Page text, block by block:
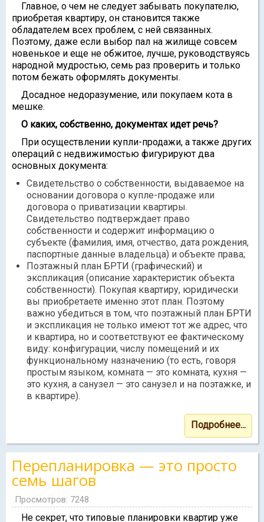
Главное, о чем не следует забывать покупателю,
приобретая квартиру, он становится также
обладателем всех проблем, с ней связанных.
Поэтому, даже если выбор пал на жилище совсем
новенькое и еще не обжитое, лучше, руководствуясь
народной мудростью, семь раз проверить и только
потом бежать оформлять документы.
Досадное недоразумение, или покупаем кота в
мешке.
О каких, собственно, документах идет речь?
При осуществлении купли-продажи, а также других
операций с недвижимостью фигурируют два
основных документа:
Свидетельство о собственности, выдаваемое на
основании договора о купле-продаже или
договора о приватизации квартиры.
Свидетельство подтверждает право
собственности и содержит информацию о
субъекте (фамилия, имя, отчество, дата рождения,
паспортные данные владельца) и объекте права;
Поэтажный план БРТИ (графический) и
экспликация (описание характеристик объекта
собственности). Покупая квартиру, юридически
вы приобретаете именно этот план. Поэтому
важно убедиться в том, что поэтажный план БРТИ
и экспликация не только имеют тот же адрес, что
и квартира, но и соответствуют ее фактическому
виду: конфигурации, числу помещений и их
функциональному назначению (то есть, говоря
простым языком, комната — это комната, кухня —
это кухня, а санузел — это санузел и на поэтажке, и
в квартире).
Подробнее...
Перепланировка — это просто
семь шагов
Просмотров: 7248
Не секрет, что типовые планировки квартир уже